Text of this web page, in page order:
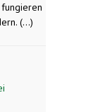
(...)